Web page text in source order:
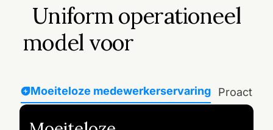
Uniform operationeel
model voor
Moeiteloze medewerkerservaring Proactief